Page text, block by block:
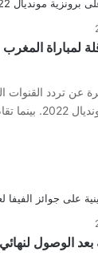
لمباراة
تردد القنوات
لمباراة المغرب
الوصول